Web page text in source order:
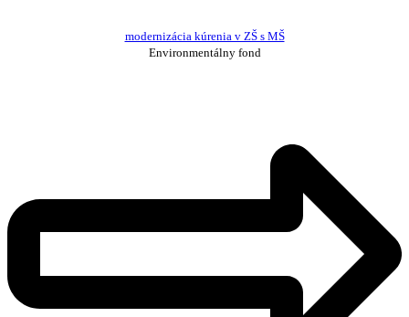
modernizácia kúrenia v ZŠ s MŠ
Environmentálny fond